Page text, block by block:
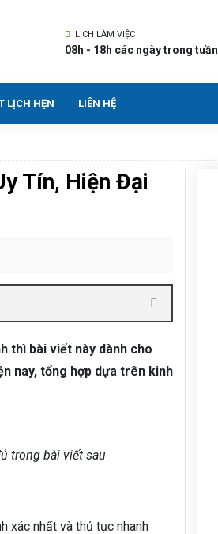
LỊCH LÀM VIỆC
08h - 18h các ngày trong tuần
LỊCH HẸN LIÊN HỆ
Tín, Hiện Đại
thì bài viết này dành cho
nay, tổng hợp dựa trên kinh
trong bài viết sau
xác nhất và thủ tục nhanh